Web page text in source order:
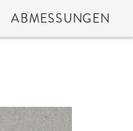
ABMESSUNGEN